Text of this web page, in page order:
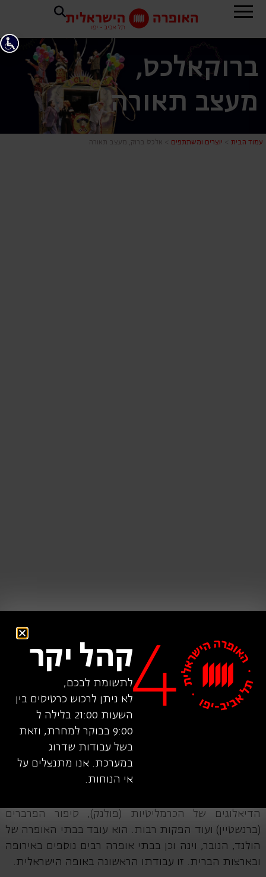
אלכס
ברוקאלכס,
מעצב תאורה
עמוד הבית > יוצרים ומשתתפים > אלכס ברוק, מעצב תאורה
אלכס ברוק, מעצב תאורה, נולד בהולנד. הוא עיצב תאורה
להפקות אופרה רבות כולל דון ג'ובני (מוצרט), אגריפינה
(הנדל), ארבלה (ר. שטראוס), חשמלית ושמה תשוקה
הדיאלוגים של הכרמליטיות (פולנק), סיפור הפרברים
(ברנשטיין) ועוד הפקות רבות. הוא עובד בבתי האופרה של
הולנד, הנובר, וינה וכן בבתי אופרה רבים נוספים באירופה
ובארצות הברית. זו עבודתו הראשונה באופה הישראלית.
קהל יקר
לתשומת לבכם,
לא ניתן לרכוש כרטיסים בין
השעות 21:00 בלילה ל
9:00 בבוקר למחרת, וזאת
בשל עבודות שדרוג
במערכת. אנו מתנצלים על
אי הנוחות.